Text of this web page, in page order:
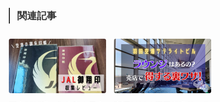
関連記事